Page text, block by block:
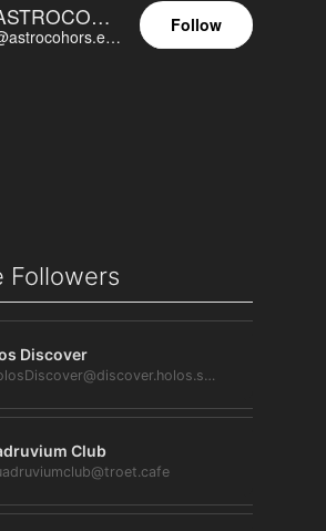
ASTROCOHORS EUNOIA ULTIMA
@astrocohors.eu@astrocohors.eu
Follow
Followers
Discover
@HolosDiscover@discover.holos.social
Club